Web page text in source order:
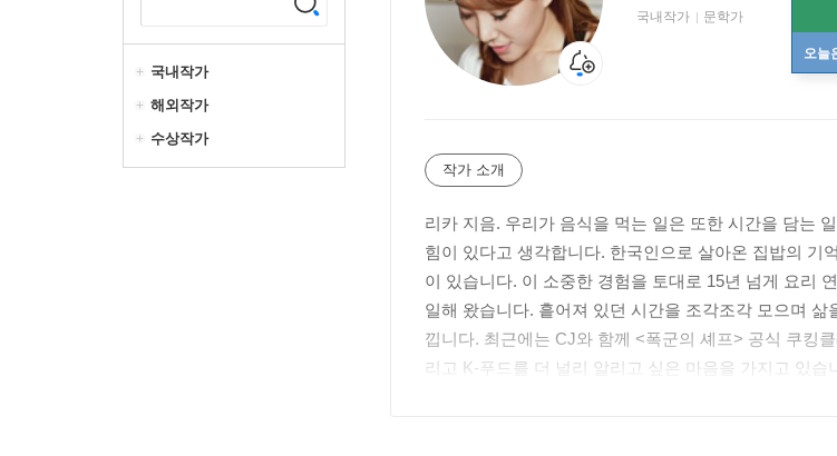
오늘
국내작가
해외작가
수상작가
국내작가 문학가
작가 소개
리카 지음. 우리가 음식을 먹는 일은 또한 시간을 담는
힘이 있다고 생각합니다. 한국인으로 살아온 집밥의 기
이 있습니다. 이 소중한 경험을 토대로 15년 넘게 요리
일해 왔습니다. 흩어져 있던 시간을 조각조각 모으며
낍니다. 최근에는 CJ와 함께 <폭군의 셰프> 공식 쿠킹
리고 K-푸드를 더 널리 알리고 싶은 마음을 가지고 있